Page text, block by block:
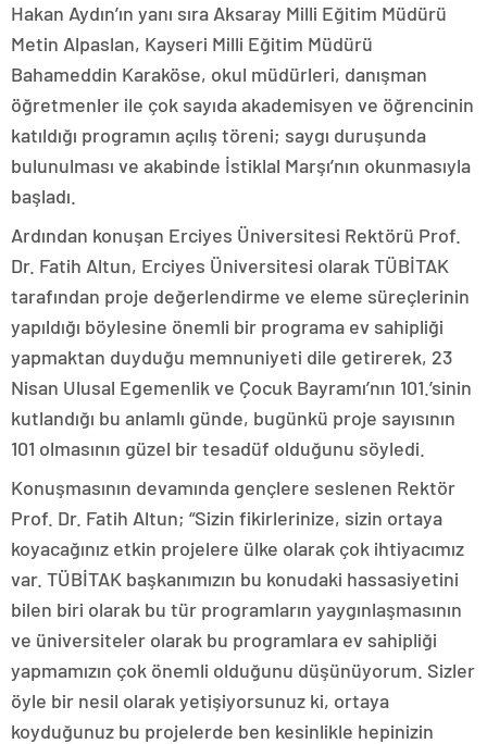
Hakan Aydın’ın yanı sıra Aksaray Milli Eğitim Müdürü
Metin Alpaslan, Kayseri Milli Eğitim Müdürü
Bahameddin Karaköse, okul müdürleri, danışman
öğretmenler ile çok sayıda akademisyen ve öğrencinin
katıldığı programın açılış töreni; saygı duruşunda
bulunulması ve akabinde İstiklal Marşı’nın okunmasıyla
başladı.
Ardından konuşan Erciyes Üniversitesi Rektörü Prof.
Dr. Fatih Altun, Erciyes Üniversitesi olarak TÜBİTAK
tarafından proje değerlendirme ve eleme süreçlerinin
yapıldığı böylesine önemli bir programa ev sahipliği
yapmaktan duyduğu memnuniyeti dile getirerek, 23
Nisan Ulusal Egemenlik ve Çocuk Bayramı’nın 101.’sinin
kutlandığı bu anlamlı günde, bugünkü proje sayısının
101 olmasının güzel bir tesadüf olduğunu söyledi.
Konuşmasının devamında gençlere seslenen Rektör
Prof. Dr. Fatih Altun; “Sizin fikirlerinize, sizin ortaya
koyacağınız etkin projelere ülke olarak çok ihtiyacımız
var. TÜBİTAK başkanımızın bu konudaki hassasiyetini
bilen biri olarak bu tür programların yaygınlaşmasının
ve üniversiteler olarak bu programlara ev sahipliği
yapmamızın çok önemli olduğunu düşünüyorum. Sizler
öyle bir nesil olarak yetişiyorsunuz ki, ortaya
koyduğunuz bu projelerde ben kesinlikle hepinizin